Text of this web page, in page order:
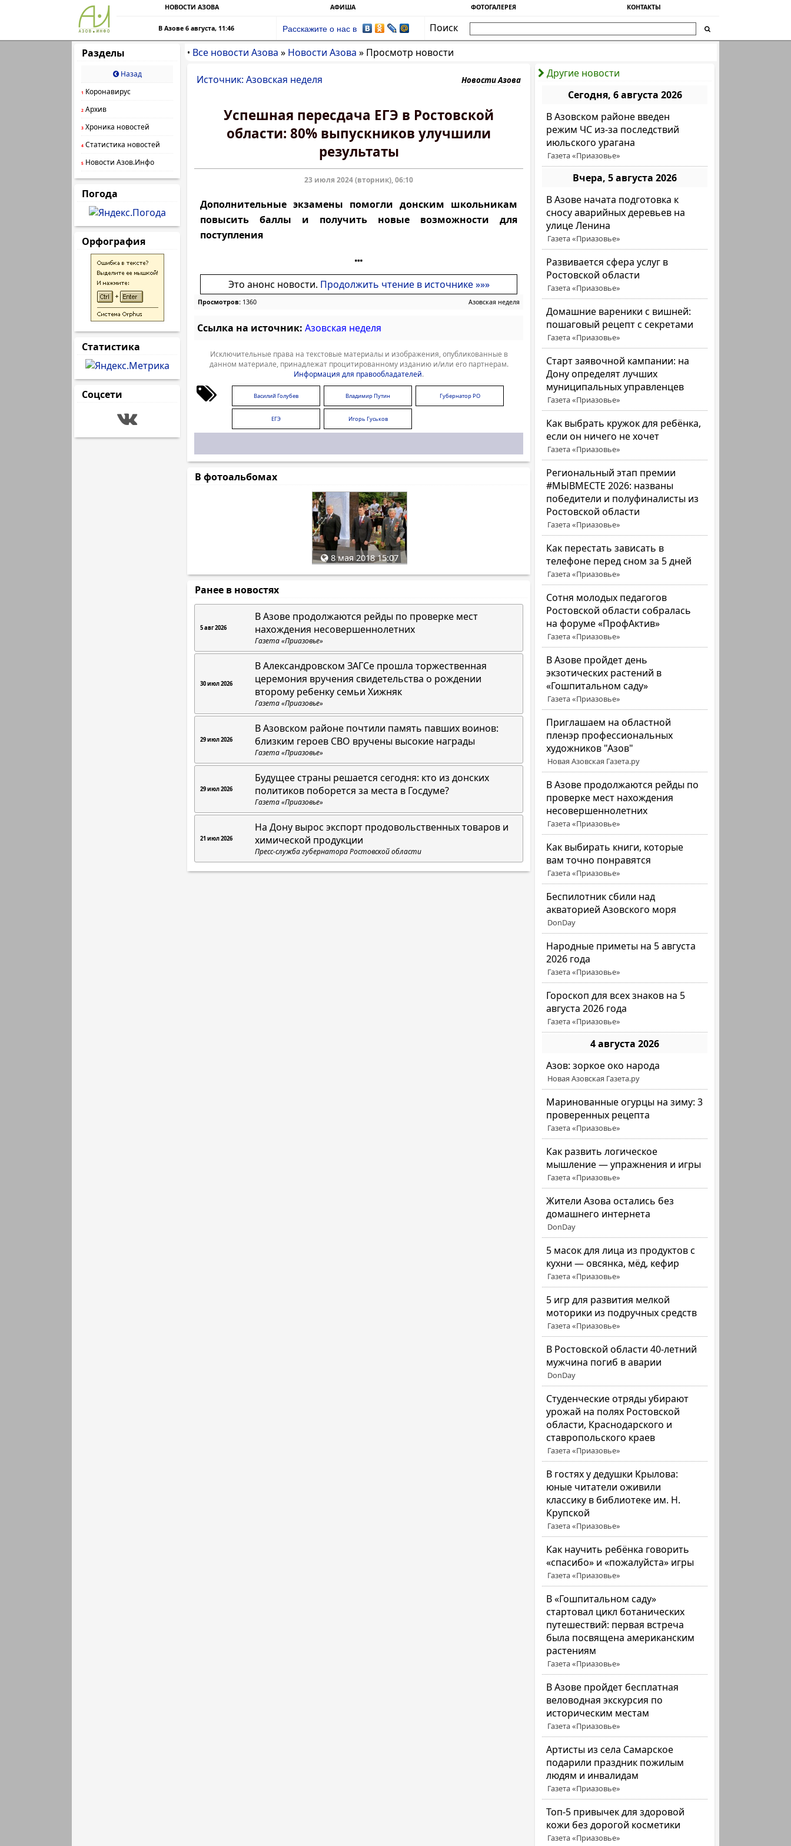
НОВОСТИ АЗОВА АФИША ФОТОГАЛЕРЕЯ КОНТАКТЫ
В Азове 6 августа, 11:46 Расскажите о нас в
Поиск
Разделы
Назад
1 Коронавирус
2 Архив
3 Хроника новостей
4 Статистика новостей
5 Новости Азов.Инфо
Погода
Орфография
Статистика
Соцсети
• Все новости Азова » Новости Азова » Просмотр новости
Другие новости
Сегодня, 6 августа 2026
В Азовском районе введен
режим ЧС из-за последствий
июльского урагана
Газета «Приазовье»
Вчера, 5 августа 2026
В Азове начата подготовка к
сносу аварийных деревьев на
улице Ленина
Газета «Приазовье»
Развивается сфера услуг в
Ростовской области
Газета «Приазовье»
Домашние вареники с вишней:
пошаговый рецепт с секретами
Газета «Приазовье»
Старт заявочной кампании: на
Дону определят лучших
муниципальных управленцев
Газета «Приазовье»
Как выбрать кружок для ребёнка,
если он ничего не хочет
Газета «Приазовье»
Региональный этап премии
#МЫВМЕСТЕ 2026: названы
победители и полуфиналисты из
Ростовской области
Газета «Приазовье»
Как перестать зависать в
телефоне перед сном за 5 дней
Газета «Приазовье»
Сотня молодых педагогов
Ростовской области собралась
на форуме «ПрофАктив»
Газета «Приазовье»
В Азове пройдет день
экзотических растений в
«Гошпитальном саду»
Газета «Приазовье»
Приглашаем на областной
пленэр профессиональных
художников "Азов"
Новая Азовская Газета.ру
В Азове продолжаются рейды по
проверке мест нахождения
несовершеннолетних
Газета «Приазовье»
Как выбирать книги, которые
вам точно понравятся
Газета «Приазовье»
Беспилотник сбили над
акваторией Азовского моря
DonDay
Народные приметы на 5 августа
2026 года
Газета «Приазовье»
Гороскоп для всех знаков на 5
августа 2026 года
Газета «Приазовье»
4 августа 2026
Азов: зоркое око народа
Новая Азовская Газета.ру
Маринованные огурцы на зиму: 3
проверенных рецепта
Газета «Приазовье»
Как развить логическое
мышление — упражнения и игры
Газета «Приазовье»
Жители Азова остались без
домашнего интернета
DonDay
5 масок для лица из продуктов с
кухни — овсянка, мёд, кефир
Газета «Приазовье»
5 игр для развития мелкой
моторики из подручных средств
Газета «Приазовье»
В Ростовской области 40-летний
мужчина погиб в аварии
DonDay
Студенческие отряды убирают
урожай на полях Ростовской
области, Краснодарского и
ставропольского краев
Газета «Приазовье»
В гостях у дедушки Крылова:
юные читатели оживили
классику в библиотеке им. Н.
Крупской
Газета «Приазовье»
Как научить ребёнка говорить
«спасибо» и «пожалуйста» игры
Газета «Приазовье»
В «Гошпитальном саду»
стартовал цикл ботанических
путешествий: первая встреча
была посвящена американским
растениям
Газета «Приазовье»
В Азове пройдет бесплатная
веловодная экскурсия по
историческим местам
Газета «Приазовье»
Артисты из села Самарское
подарили праздник пожилым
людям и инвалидам
Газета «Приазовье»
Топ-5 привычек для здоровой
кожи без дорогой косметики
Газета «Приазовье»
Источник: Азовская неделя Новости Азова
Успешная пересдача ЕГЭ в Ростовской
области: 80% выпускников улучшили
результаты
23 июля 2024 (вторник), 06:10
Дополнительные экзамены помогли донским школьникам
повысить баллы и получить новые возможности для
поступления
Это анонс новости. Продолжить чтение в источнике »»»
Просмотров: 1360 Азовская неделя
Ссылка на источник: Азовская неделя
Исключительные права на текстовые материалы и изображения, опубликованные в
данном материале, принадлежат процитированному изданию и/или его партнерам.
Информация для правообладателей.
Василий Голубев Владимир Путин Губернатор РО
ЕГЭ Игорь Гуськов
В фотоальбомах
8 мая 2018 15:07
Ранее в новостях
5 авг 2026
В Азове продолжаются рейды по проверке мест
нахождения несовершеннолетних
Газета «Приазовье»
30 июл 2026
В Александровском ЗАГСе прошла торжественная
церемония вручения свидетельства о рождении
второму ребенку семьи Хижняк
Газета «Приазовье»
29 июл 2026
В Азовском районе почтили память павших воинов:
близким героев СВО вручены высокие награды
Газета «Приазовье»
29 июл 2026
Будущее страны решается сегодня: кто из донских
политиков поборется за места в Госдуме?
Газета «Приазовье»
21 июл 2026
На Дону вырос экспорт продовольственных товаров и
химической продукции
Пресс-служба губернатора Ростовской области